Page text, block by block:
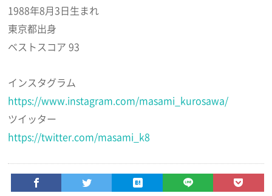
1988年8月3日生まれ
東京都出身
ベストスコア 93
インスタグラム
https://www.instagram.com/masami_kurosawa/
ツイッター
https://twitter.com/masami_k8